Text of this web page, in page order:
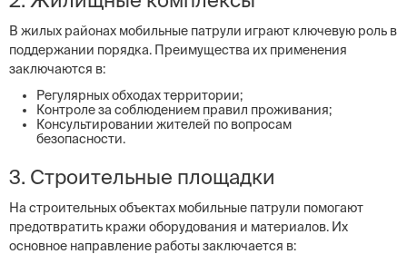
В жилых районах мобильные патрули играют ключевую роль в
поддержании порядка. Преимущества их применения
заключаются в:
Регулярных обходах территории;
Контроле за соблюдением правил проживания;
Консультировании жителей по вопросам
безопасности.
3. Строительные площадки
На строительных объектах мобильные патрули помогают
предотвратить кражи оборудования и материалов. Их
основное направление работы заключается в: